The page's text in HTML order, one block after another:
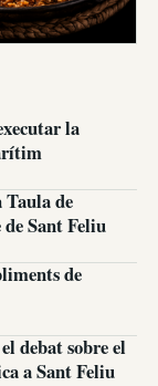
la
de
Sant Feliu
de
debat sobre el
a Sant Feliu